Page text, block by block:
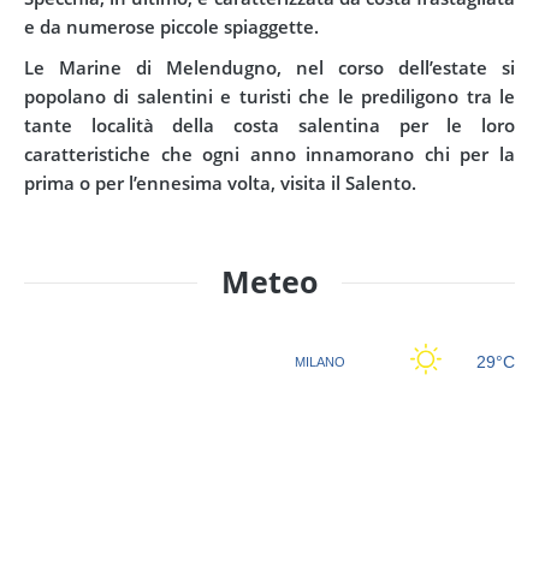
e da numerose piccole spiaggette.
Le Marine di Melendugno, nel corso dell’estate si
popolano di salentini e turisti che le prediligono tra le
tante località della costa salentina per le loro
caratteristiche che ogni anno innamorano chi per la
prima o per l’ennesima volta, visita il Salento.
Meteo